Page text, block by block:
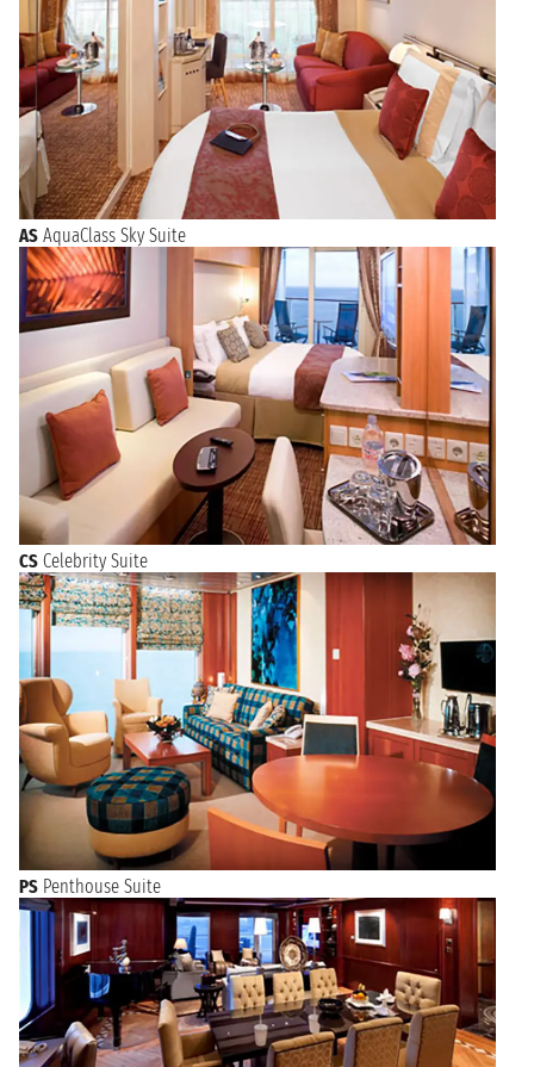
AS AquaClass Sky Suite
CS Celebrity Suite
PS Penthouse Suite